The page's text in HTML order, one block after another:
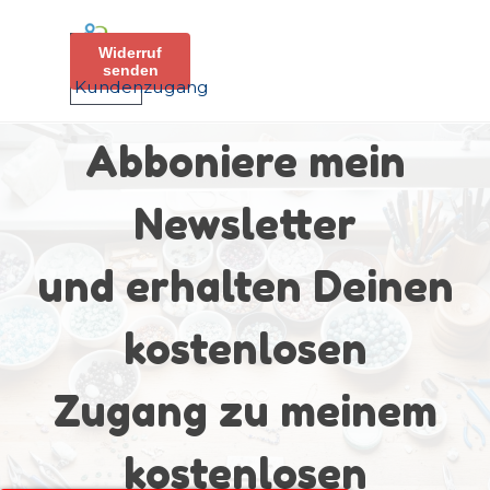
Widerruf
senden
Kundenzugang
Menü überspringen
Abboniere mein
Newsletter
und erhalten Deinen
kostenlosen
Zugang zu meinem
kostenlosen